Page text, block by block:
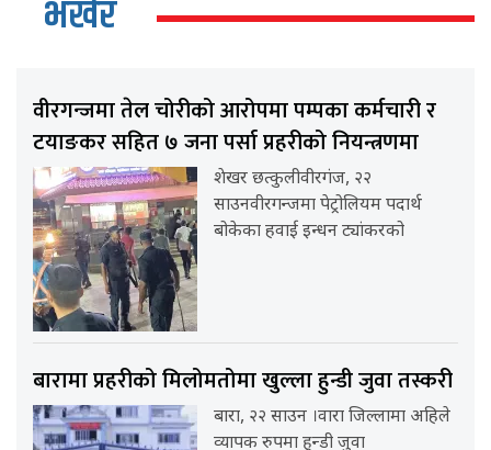
भर्खर
वीरगन्जमा तेल चोरीको आरोपमा पम्पका कर्मचारी र
टयाङकर सहित ७ जना पर्सा प्रहरीको नियन्त्रणमा
शेखर छत्कुलीवीरगंज, २२
साउनवीरगन्जमा पेट्रोलियम पदार्थ
बोकेका हवाई इन्धन ट्यांकरको
बारामा प्रहरीको मिलोमतोमा खुल्ला हुन्डी जुवा तस्करी
बारा, २२ साउन ।वारा जिल्लामा अहिले
व्यापक रुपमा हुन्डी जुवा